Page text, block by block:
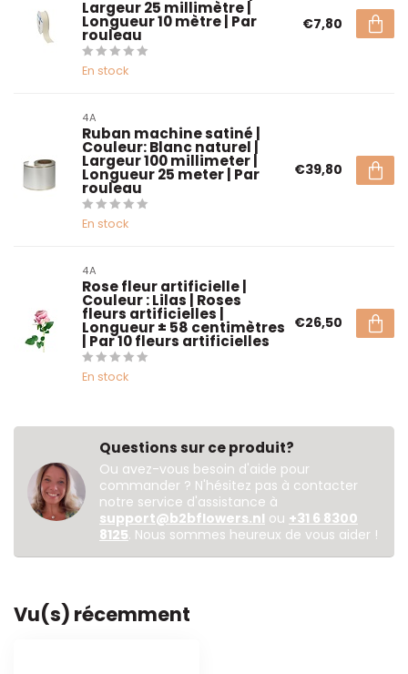
Largeur 25 millimètre |
Longueur 10 mètre | Par
rouleau
En stock
€7,80
4A
Ruban machine satiné |
Couleur: Blanc naturel |
Largeur 100 millimeter |
Longueur 25 meter | Par
rouleau
En stock
€39,80
4A
Rose fleur artificielle |
Couleur : Lilas | Roses
fleurs artificielles |
Longueur ± 58 centimètres
| Par 10 fleurs artificielles
En stock
€26,50
Questions sur ce produit?
Ou avez-vous besoin d'aide pour
commander ? N'hésitez pas à contacter
notre service d'assistance à
support@b2bflowers.nl ou +31 6 8300
8125. Nous sommes heureux de vous aider !
Vu(s) récemment